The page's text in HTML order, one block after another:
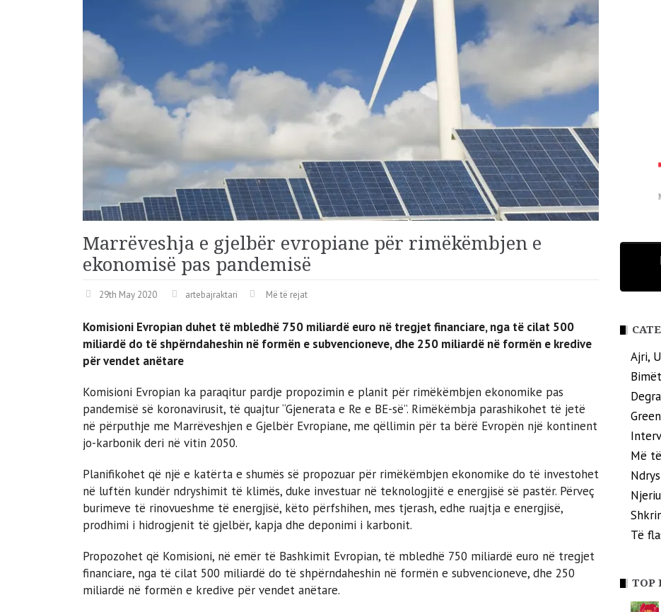
Marrëveshja e gjelbër evropiane për rimëkëmbjen e
ekonomisë pas pandemisë
29th May 2020 artebajraktari Më të rejat
Komisioni Evropian duhet të mbledhë 750 miliardë euro në tregjet financiare, nga të cilat 500
miliardë do të shpërndaheshin në formën e subvencioneve, dhe 250 miliardë në formën e kredive
për vendet anëtare
Komisioni Evropian ka paraqitur pardje propozimin e planit për rimëkëmbjen ekonomike pas
pandemisë së koronavirusit, të quajtur “Gjenerata e Re e BE-së”. Rimëkëmbja parashikohet të jetë
në përputhje me Marrëveshjen e Gjelbër Evropiane, me qëllimin për ta bërë Evropën një kontinent
jo-karbonik deri në vitin 2050.
Planifikohet që një e katërta e shumës së propozuar për rimëkëmbjen ekonomike do të investohet
në luftën kundër ndryshimit të klimës, duke investuar në teknologjitë e energjisë së pastër. Përveç
burimeve të rinovueshme të energjisë, këto përfshihen, mes tjerash, edhe ruajtja e energjisë,
prodhimi i hidrogjenit të gjelbër, kapja dhe deponimi i karbonit.
Propozohet që Komisioni, në emër të Bashkimit Evropian, të mbledhë 750 miliardë euro në tregjet
financiare, nga të cilat 500 miliardë do të shpërndaheshin në formën e subvencioneve, dhe 250
miliardë në formën e kredive për vendet anëtare.
Ajri,
Bimët
Më
Të
TOP